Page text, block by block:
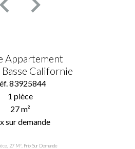
Appartement
Basse Californie
83925844
1 pièce
27 m²
sur demande
27 M², Prix Sur Demande